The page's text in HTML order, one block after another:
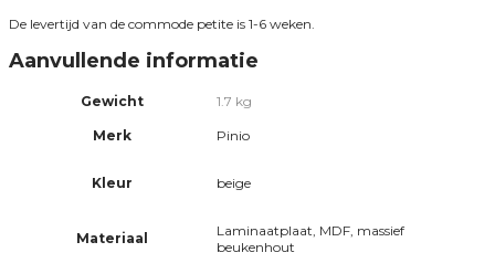
De levertijd van de commode petite is 1-6 weken.
Aanvullende informatie
Gewicht 1.7 kg
Merk Pinio
Kleur beige
Materiaal
Laminaatplaat, MDF, massief
beukenhout